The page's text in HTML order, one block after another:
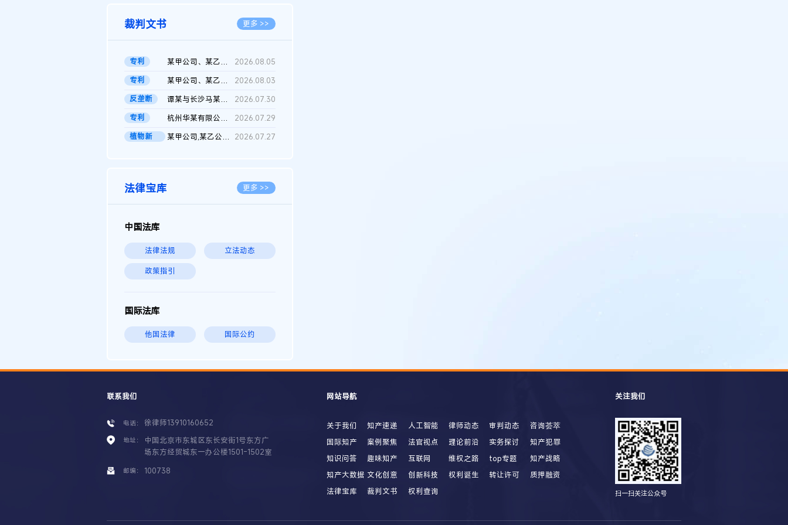
裁判文书 更多 >>
专利 某甲公司、某乙公司、某丙公司申请诉前行为保全复议裁定书
2026.08.05
专利
某甲公司、某乙公司、官某与某丙公司专利申请权权属纠纷 二审判决...
2026.08.03
反垄断
谭某与长沙马某堆农产品股份有限公司滥用市场支配地位纠纷二审裁...
2026.07.30
专利
杭州华某有限公司与菲某有限公司侵害发明专利权纠纷
2026.07.29
植物新
某甲公司,某乙公司,某门市部,某丙公司植物新品种临时保护期使用费... 2026.07.27
法律宝库 更多 >>
中国法库
法律法规 立法动态
政策指引
国际法库
他国法律 国际公约
联系我们
电话： 徐律师13910160652
地址：
中国北京市东城区东长安街1号东方广
场东方经贸城东一办公楼1501-1502室
邮编： 100738
网站导航
关于我们 知产速递 人工智能 律师动态 审判动态
咨询荟萃
国际知产
案例聚焦 法官视点 理论前沿 实务探讨
知产犯罪
知识问答
趣味知产 互联网 维权之路 top专题
知产战略
知产大数据 文化创意 创新科技 权利诞生 转让许可
质押融资
法律宝库
裁判文书 权利查询
关注我们
扫一扫关注公众号